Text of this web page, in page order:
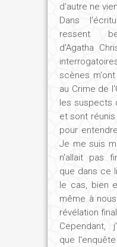
d'autre ne
Dans
ressent
d'Agatha
scènes
au Crime de
les suspects
et sont
pour
Je me suis
n'allait pas
que dans ce
le cas, bien
même à
révélation
Cependant,
que